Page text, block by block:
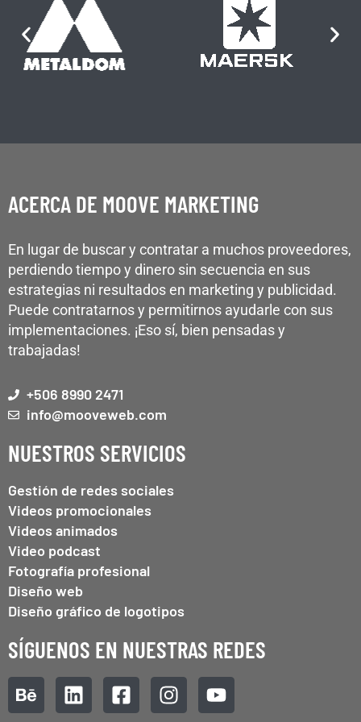
ACERCA DE MOOVE MARKETING
En lugar de buscar y contratar a muchos proveedores,
perdiendo tiempo y dinero sin secuencia en sus
estrategias ni resultados en marketing y publicidad.
Puede contratarnos y permitirnos ayudarle con sus
implementaciones. ¡Eso sí, bien pensadas y
trabajadas!
+506 8990 2471
info@mooveweb.com
NUESTROS SERVICIOS
Gestión de redes sociales
Videos promocionales
Videos animados
Video podcast
Fotografía profesional
Diseño web
Diseño gráfico de logotipos
SÍGUENOS EN NUESTRAS REDES